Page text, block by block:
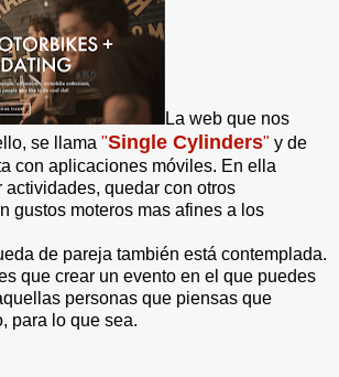
La web que nos
se llama "Single Cylinders" y de
con aplicaciones móviles. En ella
actividades, quedar con otros
gustos moteros mas afines a los
de pareja también está contemplada.
que crear un evento en el que puedes
personas que piensas que
para lo que sea.